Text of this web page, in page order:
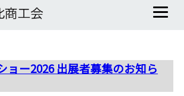
ョー2026 出展者募集のお知ら